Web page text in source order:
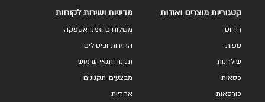
קטגוריות מוצרים ואודות
ריהוט
ספות
שולחנות
כסאות
כורסאות
מדיניות ושירות לקוחות
משלוחים וזמני אספקה
החזרות וביטולים
תקנון ותנאי שימוש
מבצעים-תקנונים
אחריות